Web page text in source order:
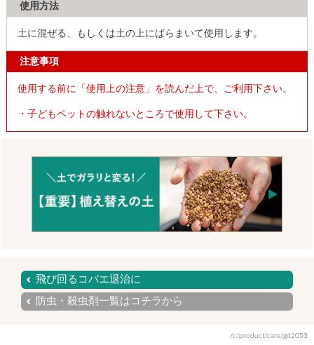
使用方法
土に混ぜる、もしくは土の上にばらまいて使用します。
注意事項
使用する前に「使用上の注意」を読んだ上で、ご利用下さい。
・子どもペットの触れないところで使用して下さい。
飛び回るコバエ退治に
防虫・殺虫剤一覧はコチラから
/c/product/care/gd2053